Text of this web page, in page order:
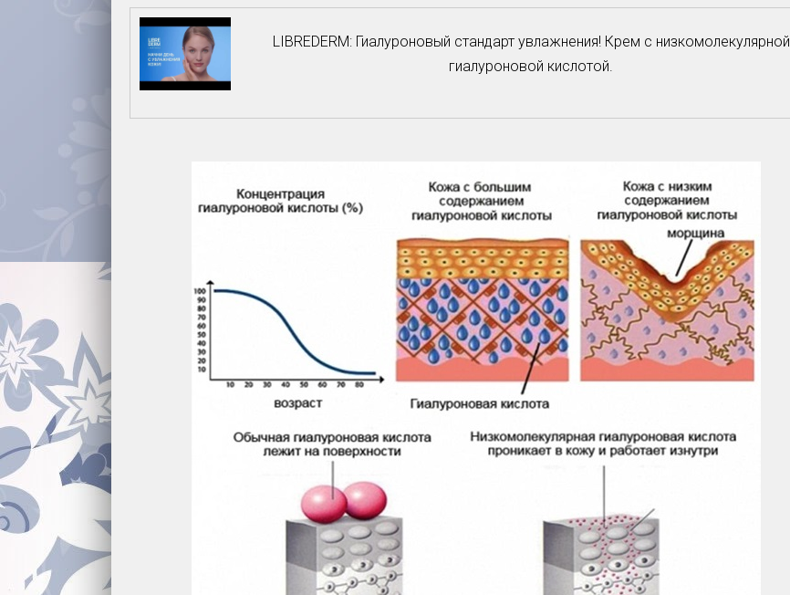
LIBREDERM: Гиалуроновый стандарт увлажнения! Крем с низкомолекулярной
гиалуроновой кислотой.